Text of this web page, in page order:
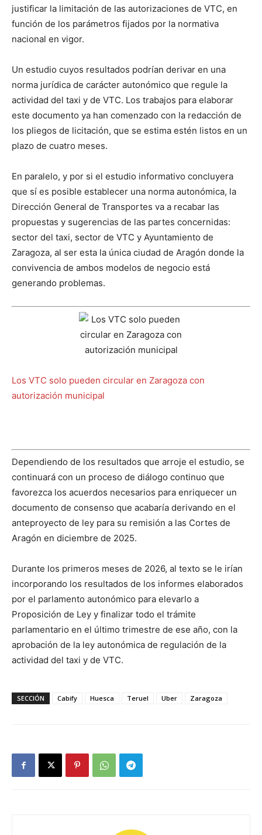
justificar la limitación de las autorizaciones de VTC, en
función de los parámetros fijados por la normativa
nacional en vigor.
Un estudio cuyos resultados podrían derivar en una
norma jurídica de carácter autonómico que regule la
actividad del taxi y de VTC. Los trabajos para elaborar
este documento ya han comenzado con la redacción de
los pliegos de licitación, que se estima estén listos en un
plazo de cuatro meses.
En paralelo, y por si el estudio informativo concluyera
que sí es posible establecer una norma autonómica, la
Dirección General de Transportes va a recabar las
propuestas y sugerencias de las partes concernidas:
sector del taxi, sector de VTC y Ayuntamiento de
Zaragoza, al ser esta la única ciudad de Aragón donde la
convivencia de ambos modelos de negocio está
generando problemas.
Los VTC solo pueden circular en Zaragoza con
autorización municipal
Dependiendo de los resultados que arroje el estudio, se
continuará con un proceso de diálogo continuo que
favorezca los acuerdos necesarios para enriquecer un
documento de consenso que acabaría derivando en el
anteproyecto de ley para su remisión a las Cortes de
Aragón en diciembre de 2025.
Durante los primeros meses de 2026, al texto se le irían
incorporando los resultados de los informes elaborados
por el parlamento autonómico para elevarlo a
Proposición de Ley y finalizar todo el trámite
parlamentario en el último trimestre de ese año, con la
aprobación de la ley autonómica de regulación de la
actividad del taxi y de VTC.
SECCIÓN Cabify Huesca Teruel Uber Zaragoza